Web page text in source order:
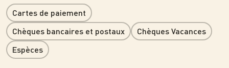
Cartes de paiement
Chèques bancaires et postaux
Chèques Vacances
Espèces